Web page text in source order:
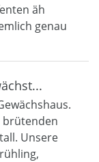
äh
genau
brütenden
Unsere